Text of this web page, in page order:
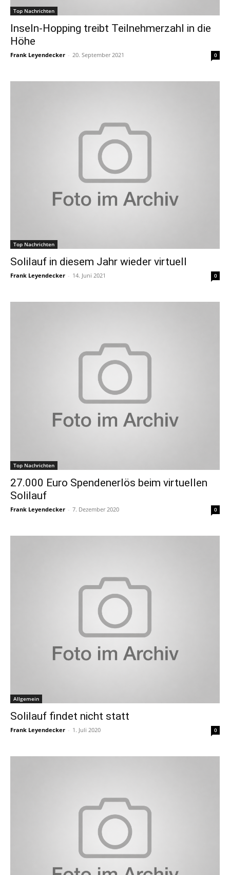
Top Nachrichten
Inseln-Hopping treibt Teilnehmerzahl in die
Höhe
Frank Leyendecker - 20. September 2021 0
Top Nachrichten
Solilauf in diesem Jahr wieder virtuell
Frank Leyendecker - 14. Juni 2021 0
Top Nachrichten
27.000 Euro Spendenerlös beim virtuellen
Solilauf
Frank Leyendecker - 7. Dezember 2020 0
Allgemein
Solilauf findet nicht statt
Frank Leyendecker - 1. Juli 2020 0